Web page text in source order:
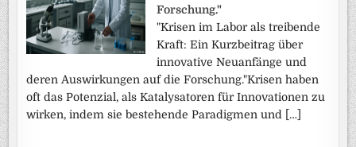
Forschung."
"Krisen im Labor als treibende
Kraft: Ein Kurzbeitrag über
innovative Neuanfänge und
deren Auswirkungen auf die Forschung."Krisen haben
oft das Potenzial, als Katalysatoren für Innovationen zu
wirken, indem sie bestehende Paradigmen und […]